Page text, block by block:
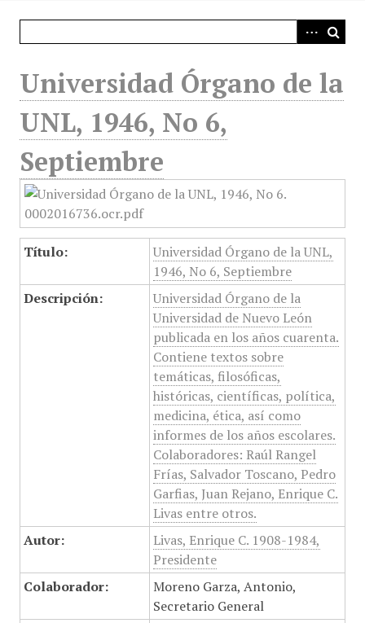
Universidad Órgano de la
UNL, 1946, No 6,
Septiembre
Título:
Universidad Órgano de la UNL,
1946, No 6, Septiembre
Descripción:
Universidad Órgano de la
Universidad de Nuevo León
publicada en los años cuarenta.
Contiene textos sobre
temáticas, filosóficas,
históricas, científicas, política,
medicina, ética, así como
informes de los años escolares.
Colaboradores: Raúl Rangel
Frías, Salvador Toscano, Pedro
Garfias, Juan Rejano, Enrique C.
Livas entre otros.
Autor:
Livas, Enrique C. 1908-1984,
Presidente
Colaborador:
Moreno Garza, Antonio,
Secretario General